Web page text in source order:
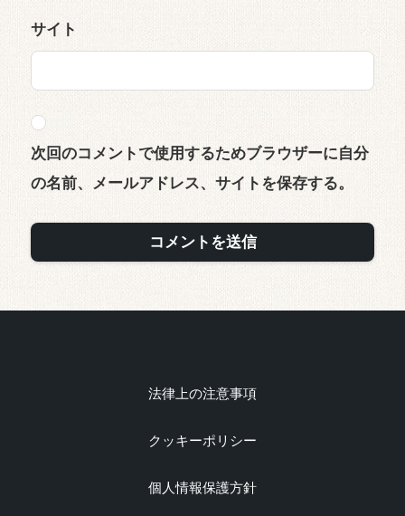
サイト
次回のコメントで使用するためブラウザーに自分
の名前、メールアドレス、サイトを保存する。
法律上の注意事項
クッキーポリシー
個人情報保護方針